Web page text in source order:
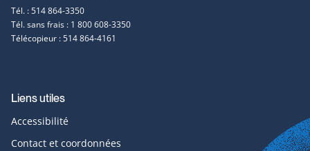
Tél. : 514 864-3350
Tél. sans frais : 1 800 608-3350
Télécopieur : 514 864-4161
Liens utiles
Accessibilité
Contact et coordonnées